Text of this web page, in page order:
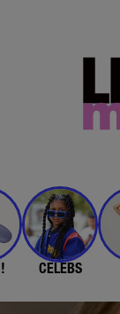
CELEBS